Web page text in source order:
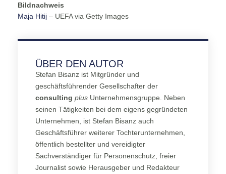
Bildnachweis
Maja Hitij – UEFA via Getty Images
ÜBER DEN AUTOR
Stefan Bisanz ist Mitgründer und
geschäftsführender Gesellschafter der
consulting plus Unternehmensgruppe. Neben
seinen Tätigkeiten bei dem eigens gegründeten
Unternehmen, ist Stefan Bisanz auch
Geschäftsführer weiterer Tochterunternehmen,
öffentlich bestellter und vereidigter
Sachverständiger für Personenschutz, freier
Journalist sowie Herausgeber und Redakteur